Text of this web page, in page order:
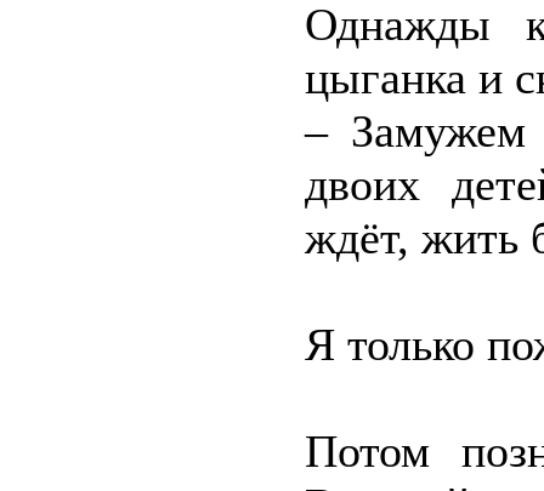
Однажды
цыганка и
– Замужем
двоих
ждёт, жить
Я только
Потом